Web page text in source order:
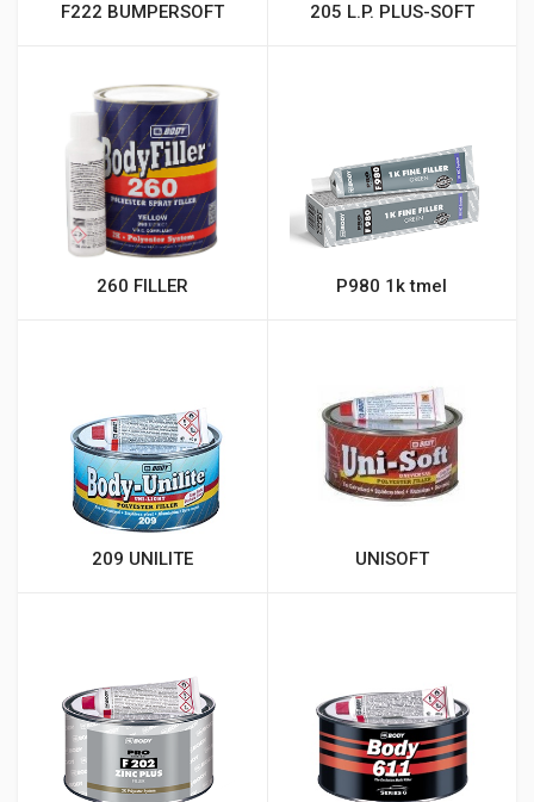
F222 BUMPERSOFT 205 L.P. PLUS-SOFT
260 FILLER P980 1k tmel
209 UNILITE UNISOFT